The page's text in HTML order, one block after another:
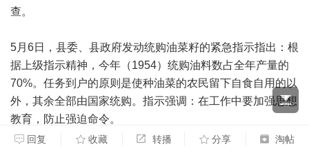
查。
5月6日，县委、县政府发动统购油菜籽的紧急指示指出：根
据上级指示精神，今年（1954）统购油料数占全年产量的
70%。任务到户的原则是使种油菜的农民留下自食自用的以
外，其余全部由国家统购。指示强调：在工作中要加强思想
教育，防止强迫命令。
回复 收藏 转播 分享 淘帖